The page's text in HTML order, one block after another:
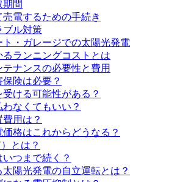
期間
電するための手続き
ブル対策
ト・ガレージでの太陽光発電
ランニングコストとは
ナンスの必要性と費用
険は必要？
ける可能性がある？
なくてもいい？
用は？
格はこれからどうなる？
とは？
つまで続く？
陽光発電の自立運転とは？